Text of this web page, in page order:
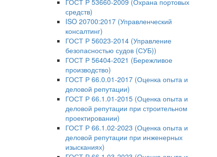
средств)
ISO 20700:2017 (Управленческий
консалтинг)
ГОСТ Р 56023-2014 (Управление
безопасностью судов (СУБ))
ГОСТ Р 56404-2021 (Бережливое
производство)
ГОСТ Р 66.0.01-2017 (Оценка опыта и
деловой репутации)
ГОСТ Р 66.1.01-2015 (Оценка опыта и
деловой репутации при строительном
проектировании)
ГОСТ Р 66.1.02-2023 (Оценка опыта и
деловой репутации при инженерных
изысканиях)